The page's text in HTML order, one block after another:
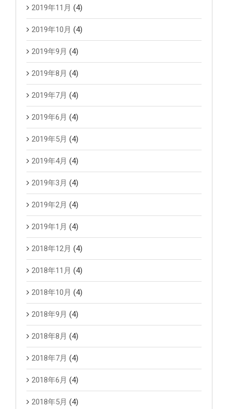
2019年11月 (4)
2019年10月 (4)
2019年9月 (4)
2019年8月 (4)
2019年7月 (4)
2019年6月 (4)
2019年5月 (4)
2019年4月 (4)
2019年3月 (4)
2019年2月 (4)
2019年1月 (4)
2018年12月 (4)
2018年11月 (4)
2018年10月 (4)
2018年9月 (4)
2018年8月 (4)
2018年7月 (4)
2018年6月 (4)
2018年5月 (4)